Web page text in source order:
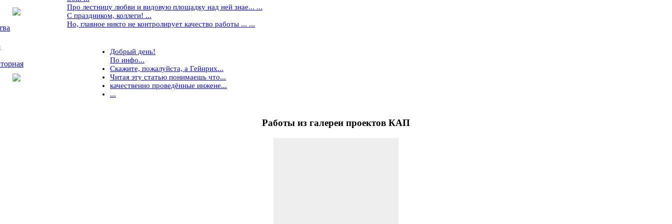
Про лестницу любви и видовую площадку над ней знае... ...
С праздником, коллеги! ...
Но, главное никто не контролирует качество работы ... ...
Добрый день!
По инфо...
Скажите, пожалуйста, а Гейнрих...
Читая эту статью понимаешь что...
качественно проведённые инжене...
...
Работы из галереи проектов КАП